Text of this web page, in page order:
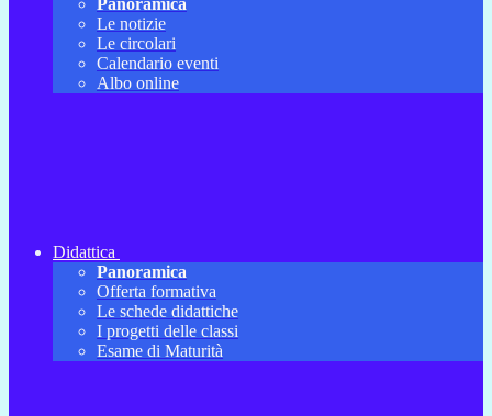
Panoramica
Le notizie
Le circolari
Calendario eventi
Albo online
Didattica
Panoramica
Offerta formativa
Le schede didattiche
I progetti delle classi
Esame di Maturità